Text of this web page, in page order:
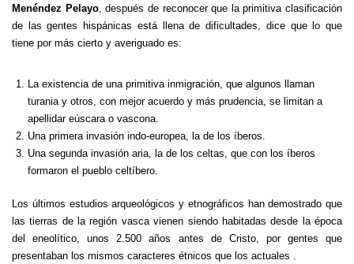
Menéndez Pelayo, después de reconocer que la primitiva clasificación
de las gentes hispánicas está llena de dificultades, dice que lo que
tiene por más cierto y averiguado es:
La existencia de una primitiva inmigración, que algunos llaman
turania y otros, con mejor acuerdo y más prudencia, se limitan a
apellidar eúscara o vascona.
Una primera invasión indo-europea, la de los íberos.
Una segunda invasión aria, la de los celtas, que con los íberos
formaron el pueblo celtíbero.
Los últimos estudios arqueológicos y etnográficos han demostrado que
las tierras de la región vasca vienen siendo habitadas desde la época
del eneolítico, unos 2.500 años antes de Cristo, por gentes que
presentaban los mismos caracteres étnicos que los actuales .